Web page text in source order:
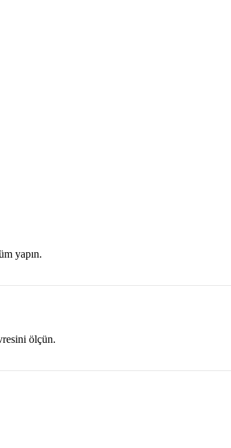
yapın.
ölçün.